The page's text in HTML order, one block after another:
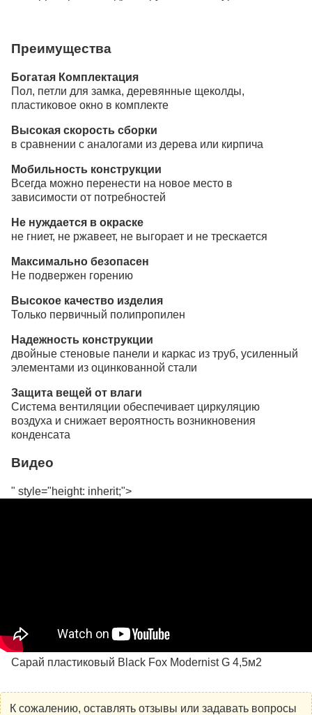
Преимущества
Богатая Комплектация
Пол, петли для замка, деревянные щеколды,
пластиковое окно в комплекте
Высокая скорость сборки
в сравнении с аналогами из дерева или кирпича
Мобильность конструкции
Всегда можно перенести на новое место в
зависимости от потребностей
Не нуждается в окраске
не гниет, не ржавеет, не выгорает и не трескается
Максимально безопасен
Не подвержен горению
Высокое качество изделия
Только первичный полипропилен
Надежность конструкции
двойные стеновые панели и каркас из труб, усиленный
элементами из оцинкованной стали
Защита вещей от влаги
Система вентиляции обеспечивает циркуляцию
воздуха и снижает вероятность возникновения
конденсата
Видео
" style="height: inherit;">
Сарай пластиковый Black Fox Modernist G 4,5м2
К сожалению, оставлять отзывы или задавать вопросы